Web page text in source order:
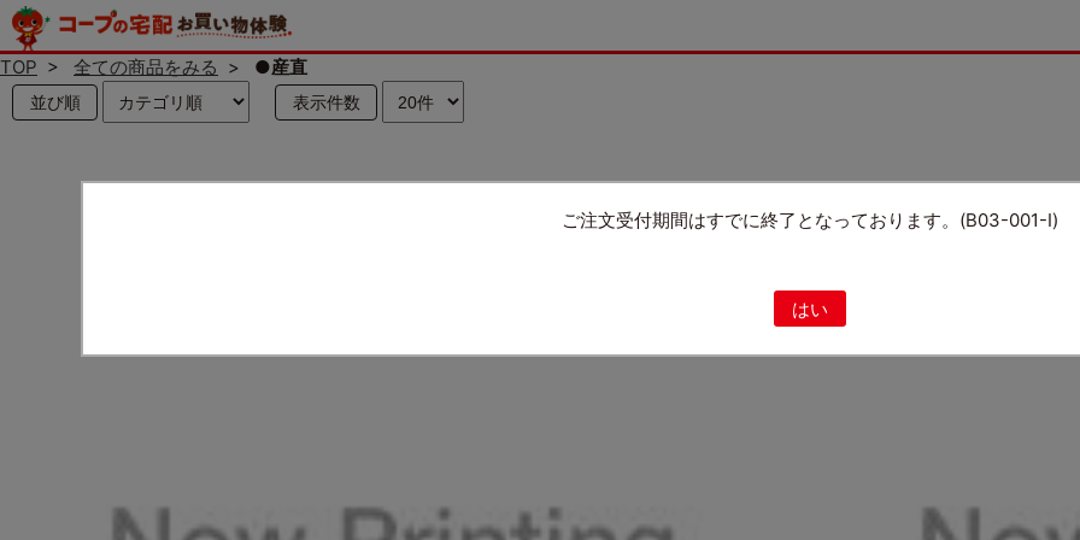
ご注文受付期間はすでに終了となっております。(B03-001-I)
はい
TOP > 全ての商品をみる > ●産直
並び順 表示件数